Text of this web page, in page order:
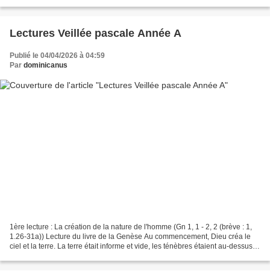
Lectures Veillée pascale Année A
Publié le 04/04/2026 à 04:59
Par dominicanus
1ère lecture : La création de la nature de l'homme (Gn 1, 1 - 2, 2 (brève : 1,
1.26-31a)) Lecture du livre de la Genèse Au commencement, Dieu créa le
ciel et la terre. La terre était informe et vide, les ténèbres étaient au-dessus